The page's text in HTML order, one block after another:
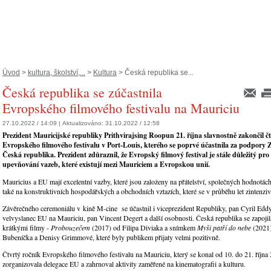
Úvod > kultura, školství,... > Kultura > Česká republika se...
Česká republika se zúčastnila
Evropského filmového festivalu na Mauriciu
27.10.2022 / 14:09 | Aktualizováno: 31.10.2022 / 12:58
Prezident Mauricijské republiky Prithvirajsing Roopun 21. října slavnostně zakončil
Evropského filmového festivalu v Port-Louis, kterého se poprvé účastnila za podpory
Česká republika. Prezident zdůraznil, že Evropský filmový festival je stále důležitý pro
upevňování vazeb, které existují mezi Mauriciem a Evropskou unií.
Mauricius a EU mají excelentní vazby, které jsou založeny na přátelství, společných
také na konstruktivních hospodářských a obchodních vztazích, které se v průběhu let
Závěrečného ceremoniálu v kině M-cine se účastnil i viceprezident Republiky, pan Cyril
velvyslanec EU na Mauriciu, pan Vincent Degert a další osobnosti. Česká republika se
krátkými filmy -Probouzečem(2017)od Filipa Diviaka a snímkemMyši patří do nebe
Bubeníčka a Denisy Grimmové, které byly publikem přijaty velmi pozitivně.
Čtvrtý ročník Evropského filmového festivalu na Mauriciu, který se konal od 10. do 21. října
zorganizovala delegace EU a zahrnoval aktivity zaměřené na kinematografii a kulturu.